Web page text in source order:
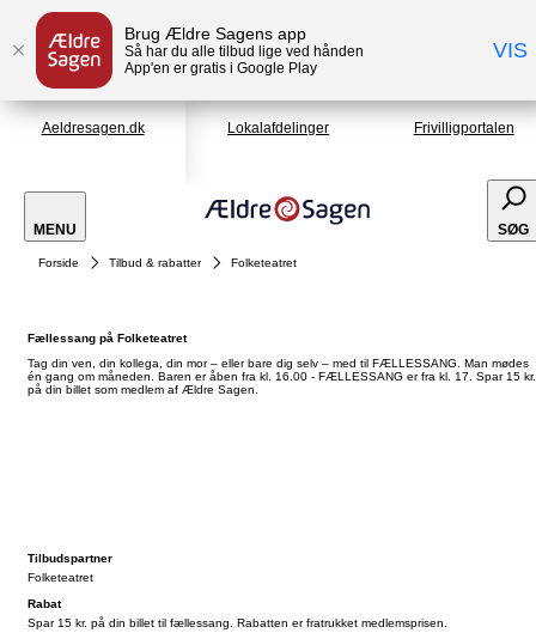
Brug Ældre Sagens app
Så har du alle tilbud lige ved hånden
App'en er gratis i Google Play
VIS
Aeldresagen.dk Lokalafdelinger Frivilligportalen
MENU SØG
Forside Tilbud & rabatter Folketeatret
Fællessang på Folketeatret
Tag din ven, din kollega, din mor – eller bare dig selv – med til FÆLLESSANG. Man mødes
én gang om måneden. Baren er åben fra kl. 16.00 - FÆLLESSANG er fra kl. 17. Spar 15 kr.
på din billet som medlem af Ældre Sagen.
Tilbudspartner
Folketeatret
Rabat
Spar 15 kr. på din billet til fællessang. Rabatten er fratrukket medlemsprisen.